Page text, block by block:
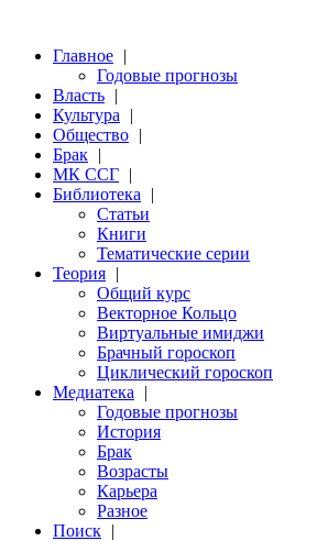
Главное |
Годовые прогнозы
Власть |
Культура
|
Общество |
Брак |
МК ССГ |
Библиотека
|
Статьи
Книги
Тематические серии
Теория |
Общий курс
Векторное Кольцо
Виртуальные имиджи
Брачный гороскоп
Циклический гороскоп
Медиатека
|
Годовые прогнозы
История
Брак
Возрасты
Карьера
Разное
Поиск |